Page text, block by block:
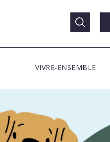
VIVRE-ENSEMBLE